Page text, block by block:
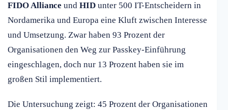
FIDO Alliance und HID unter 500 IT-Entscheidern in
Nordamerika und Europa eine Kluft zwischen Interesse
und Umsetzung. Zwar haben 93 Prozent der
Organisationen den Weg zur Passkey-Einführung
eingeschlagen, doch nur 13 Prozent haben sie im
großen Stil implementiert.
Die Untersuchung zeigt: 45 Prozent der Organisationen